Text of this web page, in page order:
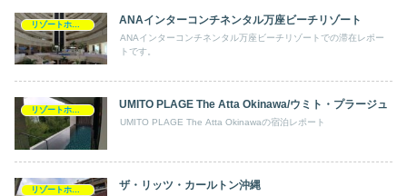
ANAインターコンチネンタル万座ビーチリゾート
ANAインターコンチネンタル万座ビーチリゾートでの滞在レポー
トです。
UMITO PLAGE The Atta Okinawa/ウミト・プラージュ
UMITO PLAGE The Atta Okinawaの宿泊レポート
リゾートホテルめぐり ザ・リッツ・カールトン沖縄